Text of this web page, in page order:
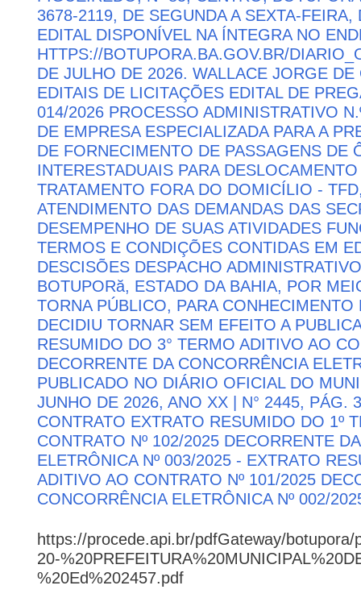
3678-2119, DE SEGUNDA A SEXTA-
EDITAL DISPONÍVEL NA ÍNTEGRA NO
HTTPS://BOTUPORA.BA.GOV.BR/
DE JULHO DE 2026. WALLACE JORGE
EDITAIS DE LICITAÇÕES EDITAL DE
014/2026 PROCESSO ADMINISTRATIVO
DE EMPRESA ESPECIALIZADA PARA A
DE FORNECIMENTO DE PASSAGENS DE
INTERESTADUAIS PARA
TRATAMENTO FORA DO DOMICÍLIO -
ATENDIMENTO DAS DEMANDAS DAS
DESEMPENHO DE SUAS ATIVIDADES
TERMOS E CONDIÇÕES CONTIDAS EM
DESCISÕES DESPACHO
BOTUPORă, ESTADO DA BAHIA, POR
TORNA PÚBLICO, PARA
DECIDIU TORNAR SEM EFEITO A
RESUMIDO DO 3° TERMO ADITIVO AO
DECORRENTE DA CONCORRÊNCIA
PUBLICADO NO DIÁRIO OFICIAL DO
JUNHO DE 2026, ANO XX | N° 2445, PÁG.
CONTRATO EXTRATO RESUMIDO DO 1º
CONTRATO Nº 102/2025 DECORRENTE
ELETRÔNICA Nº 003/2025 - EXTRATO
ADITIVO AO CONTRATO Nº 101/2025
CONCORRÊNCIA ELETRÔNICA Nº 002/
https://procede.api.br/pdfGateway/
20-
%20Ed%202457.pdf